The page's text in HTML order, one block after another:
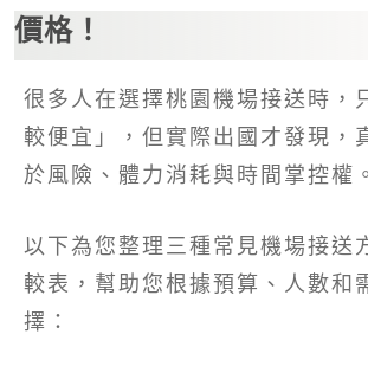
價格！
很多人在選擇桃園機場接送時，
較便宜」，但實際出國才發現，
於風險、體力消耗與時間掌控權。
以下為您整理三種常見機場接送
較表，幫助您根據預算、人數和
擇：